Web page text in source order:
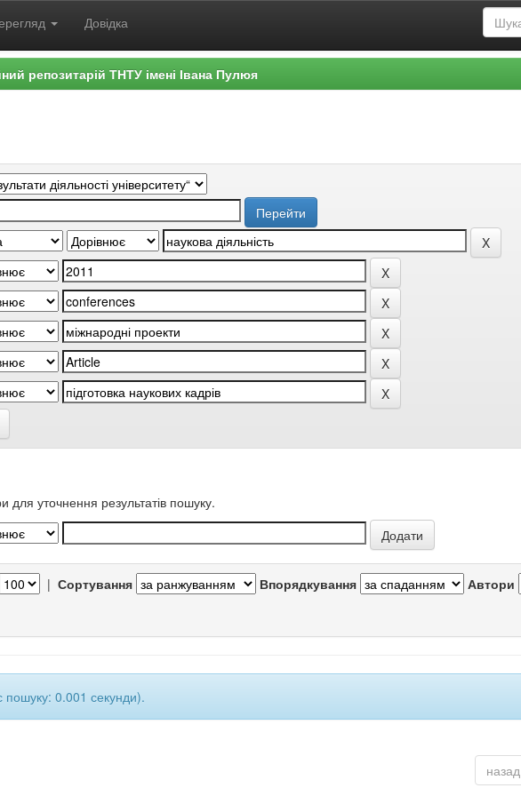
Довідка
репозитарій ТНТУ імені Івана Пулюя
для уточнення результатів пошуку.
| Сортування Впорядкування Автори
пошуку: 0.001 секунди).
назад